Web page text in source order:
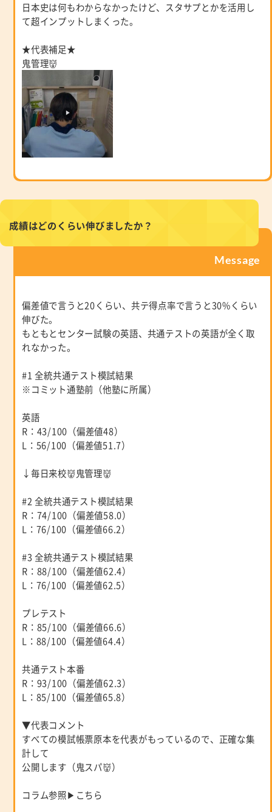
日本史は何もわからなかったけど、スタサプとかを活用し
て超インプットしまくった。
★代表補足★
鬼管理👹
成績はどのくらい伸びましたか？
Message
偏差値で言うと20くらい、共テ得点率で言うと30%くらい
伸びた。
もともとセンター試験の英語、共通テストの英語が全く取
れなかった。
#1 全統共通テスト模試結果
※コミット通塾前（他塾に所属）
英語
R：43/100（偏差値48）
L：56/100（偏差値51.7）
↓毎日来校👹鬼管理👹
#2 全統共通テスト模試結果
R：74/100（偏差値58.0）
L：76/100（偏差値66.2）
#3 全統共通テスト模試結果
R：88/100（偏差値62.4）
L：76/100（偏差値62.5）
プレテスト
R：85/100（偏差値66.6）
L：88/100（偏差値64.4）
共通テスト本番
R：93/100（偏差値62.3）
L：85/100（偏差値65.8）
▼代表コメント
すべての模試帳票原本を代表がもっているので、正確な集
計して
公開します（鬼スパ👹）
コラム参照▶ こちら